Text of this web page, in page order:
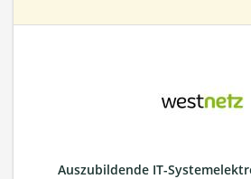
Auszubildende IT-